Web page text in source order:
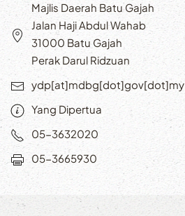
Majlis Daerah Batu Gajah
Jalan Haji Abdul Wahab
31000 Batu Gajah
Perak Darul Ridzuan
ydp[at]mdbg[dot]gov[dot]my
Yang Dipertua
05-3632020
05-3665930